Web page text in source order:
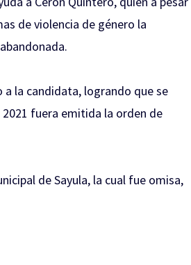
de violencia de género la
la candidata, logrando que se
fuera emitida la orden de
de Sayula, la cual fue omisa,